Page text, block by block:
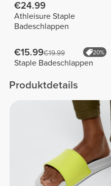
€24.99
Athleisure Staple
Badeschlappen
€15.99€19.99 20%
Staple Badeschlappen
Produktdetails